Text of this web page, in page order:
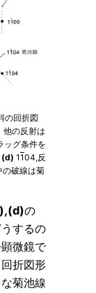
の回折図
他の反射は
グ条件を
(d) 1104,反
の破線は菊
の
するの
微鏡で
折図形
菊池線